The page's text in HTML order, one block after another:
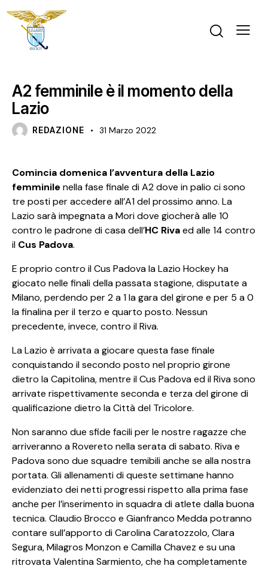
A2 femminile è il momento della
Lazio
REDAZIONE 31 Marzo 2022
Comincia domenica l’avventura della Lazio
femminile nella fase finale di A2 dove in palio ci sono
tre posti per accedere all’A1 del prossimo anno. La
Lazio sarà impegnata a Mori dove giocherà alle 10
contro le padrone di casa dell’HC Rivaed alle 14 contro
il Cus Padova.
E proprio contro il Cus Padova la Lazio Hockey ha
giocato nelle finali della passata stagione, disputate a
Milano, perdendo per 2 a 1 la gara del girone e per 5 a 0
la finalina per il terzo e quarto posto. Nessun
precedente, invece, contro il Riva.
La Lazio è arrivata a giocare questa fase finale
conquistando il secondo posto nel proprio girone
dietro la Capitolina, mentre il Cus Padova ed il Riva sono
arrivate rispettivamente seconda e terza del girone di
qualificazione dietro la Città del Tricolore.
Non saranno due sfide facili per le nostre ragazze che
arriveranno a Rovereto nella serata di sabato. Riva e
Padova sono due squadre temibili anche se alla nostra
portata. Gli allenamenti di queste settimane hanno
evidenziato dei netti progressi rispetto alla prima fase
anche per l’inserimento in squadra di atlete dalla buona
tecnica. Claudio Brocco e Gianfranco Medda potranno
contare sull’apporto di Carolina Caratozzolo, Clara
Segura, Milagros Monzon e Camilla Chavez e su una
ritrovata Valentina Sarmiento, che ha completamente